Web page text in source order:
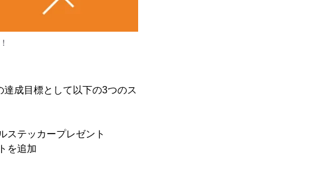
成目標として以下の3つのス
ステッカープレゼント
を追加